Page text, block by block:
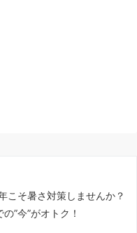
こそ暑さ対策しませんか？
”今”がオトク！